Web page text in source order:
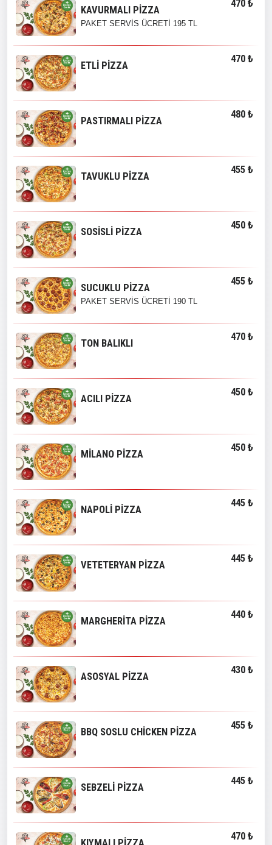
KAVURMALI PİZZA
470 ₺
PAKET SERVİS ÜCRETİ 195 TL
ETLİ PİZZA
470 ₺
PASTIRMALI PİZZA
480 ₺
TAVUKLU PİZZA
455 ₺
SOSİSLİ PİZZA
450 ₺
SUCUKLU PİZZA
455 ₺
PAKET SERVİS ÜCRETİ 190 TL
TON BALIKLI
470 ₺
ACILI PİZZA
450 ₺
MİLANO PİZZA
450 ₺
NAPOLİ PİZZA
445 ₺
VETETERYAN PİZZA
445 ₺
MARGHERİTA PİZZA
440 ₺
ASOSYAL PİZZA
430 ₺
BBQ SOSLU CHİCKEN PİZZA
455 ₺
SEBZELİ PİZZA
445 ₺
470 ₺